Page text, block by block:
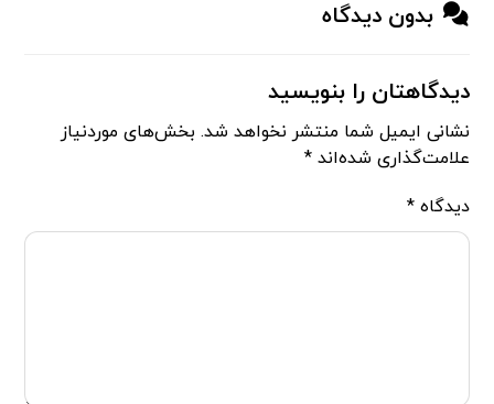
بدون دیدگاه
دیدگاهتان را بنویسید
نشانی ایمیل شما منتشر نخواهد شد. بخش‌های موردنیاز
علامت‌گذاری شده‌اند*
دیدگاه*